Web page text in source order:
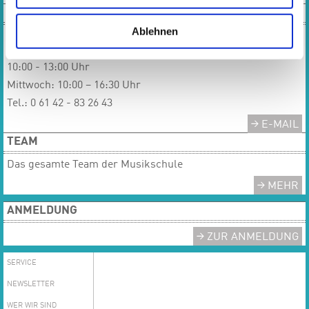
Ablehnen
KONTAKT
Öffnungszeiten Musikschulbüro:
10:00 - 13:00 Uhr
Mittwoch: 10:00 – 16:30 Uhr
Tel.: 0 61 42 - 83 26 43
E-MAIL
TEAM
Das gesamte Team der Musikschule
MEHR
ANMELDUNG
ZUR ANMELDUNG
SERVICE
NEWSLETTER
WER WIR SIND